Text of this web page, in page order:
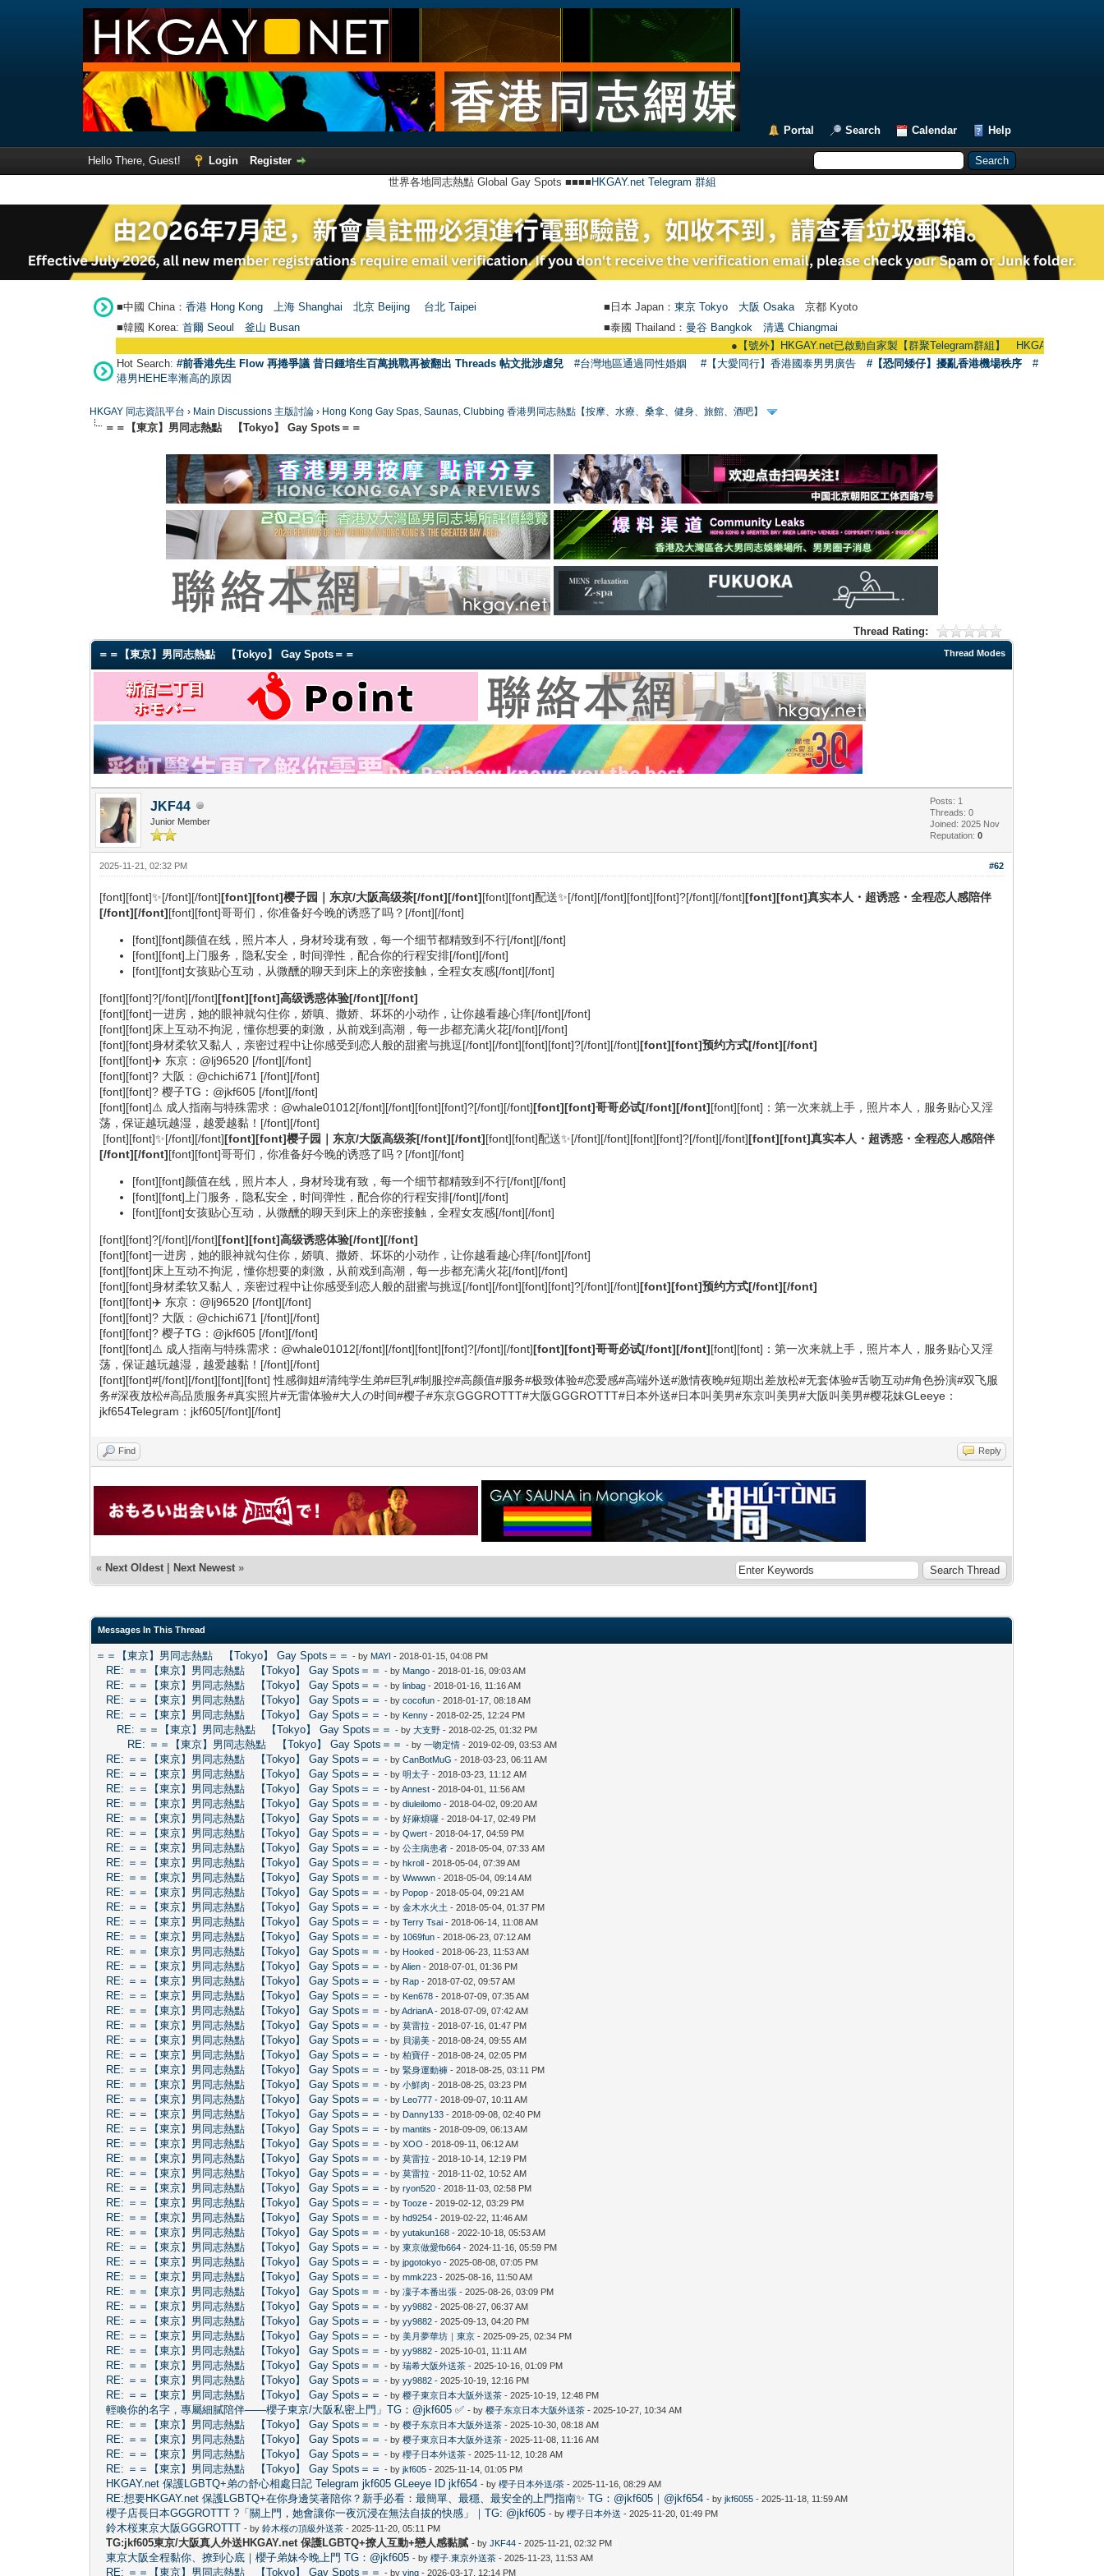
Portal Search Calendar Help
Hello There, Guest! Login
Register
世界各地同志熱點 Global Gay Spots ■■■■ HKGAY.net Telegram 群組
■中國 China： 香港 Hong Kong 上海 Shanghai 北京 Beijing 台北 Taipei ■日本 Japan： 東京 Tokyo 大阪 Osaka 京都 Kyoto
■韓國 Korea: 首爾 Seou 釜山 Busan ■泰國 Thailand： 曼谷 Bangkok
清邁 Chiangmai
【號外】HKGAY.net已啟動自家製【群聚Telegram群組】 HKGAY.net has already
Hot Search: #前香港先生 Flow 再捲爭議 昔日鍾培生百萬挑戰再被翻出 Threads 帖文批涉虐兒 #台灣地區通過同性婚姻 #【大愛同行】香港國泰男男廣告 #【恐同矮仔】擾亂香港機場秩序
#
港男HEHE率漸高的原因
HKGAY 同志資訊平台 › Main Discussions 主版討論 › Hong Kong Gay Spas, Saunas, Clubbing 香港男同志熱點【按摩、水療、桑拿、健身、旅館、酒吧】
＝＝【東京】男同志熱點 【Tokyo】 Gay Spots＝＝
Thread Rating:
Thread Modes
＝＝【東京】男同志熱點 【Tokyo】 Gay Spots＝＝
JKF44
Junior Member
Posts: 1
Threads: 0
Joined: 2025 Nov
Reputation:0
#62
2025-11-21, 02:32 PM
[font][font]✨[/font][/font][font][font]樱子园｜东京/大阪高级茶[/font][/font][font][font]配送✨[/font][/font][font][font]?[/font][/font][font][font]真实本人・超诱惑・全程恋人感陪伴
[/font][/font][font][font]哥哥们，你准备好今晚的诱惑了吗？[/font][/font]
[font][font]颜值在线，照片本人，身材玲珑有致，每一个细节都精致到不行[/font][/font]
[font][font]上门服务，隐私安全，时间弹性，配合你的行程安排[/font][/font]
[font][font]女孩贴心互动，从微醺的聊天到床上的亲密接触，全程女友感[/font][/font]
[font][font]?[/font][/font][font][font]高级诱惑体验[/font][/font]
[font][font]一进房，她的眼神就勾住你，娇嗔、撒娇、坏坏的小动作，让你越看越心痒[/font][/font]
[font][font]床上互动不拘泥，懂你想要的刺激，从前戏到高潮，每一步都充满火花[/font][/font]
[font][font]身材柔软又黏人，亲密过程中让你感受到恋人般的甜蜜与挑逗[/font][/font][font][font]?[/font][/font][font][font]预约方式[/font][/font]
[font][font]✈️ 东京：@lj96520 [/font][/font]
[font][font]? 大阪：@chichi671 [/font][/font]
[font][font]? 樱子TG：@jkf605 [/font][/font]
[font][font]⚠️ 成人指南与特殊需求：@whale01012[/font][/font][font][font]?[/font][/font][font][font]哥哥必试[/font][/font][font][font]：第一次来就上手，照片本人，服务贴心又淫
荡，保证越玩越湿，越爱越黏！[/font][/font]
[font][font]✨[/font][/font][font][font]樱子园｜东京/大阪高级茶[/font][/font][font][font]配送✨[/font][/font][font][font]?[/font][/font][font][font]真实本人・超诱惑・全程恋人感陪伴
[/font][/font][font][font]哥哥们，你准备好今晚的诱惑了吗？[/font][/font]
[font][font]颜值在线，照片本人，身材玲珑有致，每一个细节都精致到不行[/font][/font]
[font][font]上门服务，隐私安全，时间弹性，配合你的行程安排[/font][/font]
[font][font]女孩贴心互动，从微醺的聊天到床上的亲密接触，全程女友感[/font][/font]
[font][font]?[/font][/font][font][font]高级诱惑体验[/font][/font]
[font][font]一进房，她的眼神就勾住你，娇嗔、撒娇、坏坏的小动作，让你越看越心痒[/font][/font]
[font][font]床上互动不拘泥，懂你想要的刺激，从前戏到高潮，每一步都充满火花[/font][/font]
[font][font]身材柔软又黏人，亲密过程中让你感受到恋人般的甜蜜与挑逗[/font][/font][font][font]?[/font][/font][font][font]预约方式[/font][/font]
[font][font]✈️ 东京：@lj96520 [/font][/font]
[font][font]? 大阪：@chichi671 [/font][/font]
[font][font]? 樱子TG：@jkf605 [/font][/font]
[font][font]⚠️ 成人指南与特殊需求：@whale01012[/font][/font][font][font]?[/font][/font][font][font]哥哥必试[/font][/font][font][font]：第一次来就上手，照片本人，服务贴心又淫
荡，保证越玩越湿，越爱越黏！[/font][/font]
[font][font]#[/font][/font][font][font] 性感御姐#清纯学生弟#巨乳#制服控#高颜值#服务#极致体验#恋爱感#高端外送#激情夜晚#短期出差放松#无套体验#舌吻互动#角色扮演#双飞服
务#深夜放松#高品质服务#真实照片#无雷体验#大人の时间#樱子#东京GGGROTTT#大阪GGGROTTT#日本外送#日本叫美男#东京叫美男#大阪叫美男#樱花妹GLeeye：
jkf654Telegram：jkf605[/font][/font]
Find Reply
« Next Oldest | Next Newest »
Messages In This Thread
＝＝【東京】男同志熱點 【Tokyo】 Gay Spots＝＝ - by MAYI - 2018-01-15, 04:08 PM
RE: ＝＝【東京】男同志熱點 【Tokyo】 Gay Spots＝＝ - by Mango - 2018-01-16, 09:03 AM
RE: ＝＝【東京】男同志熱點 【Tokyo】 Gay Spots＝＝ - bylinbag - 2018-01-16, 11:16 AM
RE: ＝＝【東京】男同志熱點 【Tokyo】 Gay Spots＝＝ - bycocofun - 2018-01-17, 08:18 AM
RE: ＝＝【東京】男同志熱點 【Tokyo】 Gay Spots＝＝ - by Kenny - 2018-02-25, 12:24 PM
RE: ＝＝【東京】男同志熱點 【Tokyo】 Gay Spots＝＝ - by大支野 - 2018-02-25, 01:32 PM
RE: ＝＝【東京】男同志熱點 【Tokyo】 Gay Spots＝＝ - by一吻定情 - 2019-02-09, 03:53 AM
RE: ＝＝【東京】男同志熱點 【Tokyo】 Gay Spots＝＝ - byCanBotMuG - 2018-03-23, 06:11 AM
RE: ＝＝【東京】男同志熱點 【Tokyo】 Gay Spots＝＝ - by明太子 - 2018-03-23, 11:12 AM
RE: ＝＝【東京】男同志熱點 【Tokyo】 Gay Spots＝＝ - byAnnest - 2018-04-01, 11:56 AM
RE: ＝＝【東京】男同志熱點 【Tokyo】 Gay Spots＝＝ - bydiuleilomo - 2018-04-02, 09:20 AM
RE: ＝＝【東京】男同志熱點 【Tokyo】 Gay Spots＝＝ - by好麻煩囉 - 2018-04-17, 02:49 PM
RE: ＝＝【東京】男同志熱點 【Tokyo】 Gay Spots＝＝ - byQwert - 2018-04-17, 04:59 PM
RE: ＝＝【東京】男同志熱點 【Tokyo】 Gay Spots＝＝ - by公主病患者 - 2018-05-04, 07:33 AM
RE: ＝＝【東京】男同志熱點 【Tokyo】 Gay Spots＝＝ - byhkroll - 2018-05-04, 07:39 AM
RE: ＝＝【東京】男同志熱點 【Tokyo】 Gay Spots＝＝ - byWwwwn - 2018-05-04, 09:14 AM
RE: ＝＝【東京】男同志熱點 【Tokyo】 Gay Spots＝＝ - by Popop - 2018-05-04, 09:21 AM
RE: ＝＝【東京】男同志熱點 【Tokyo】 Gay Spots＝＝ - by金木水火土 - 2018-05-04, 01:37 PM
RE: ＝＝【東京】男同志熱點 【Tokyo】 Gay Spots＝＝ - byTerry Tsai - 2018-06-14, 11:08 AM
RE: ＝＝【東京】男同志熱點 【Tokyo】 Gay Spots＝＝ - by 1069fun - 2018-06-23, 07:12 AM
RE: ＝＝【東京】男同志熱點 【Tokyo】 Gay Spots＝＝ - by Hooked - 2018-06-23, 11:53 AM
RE: ＝＝【東京】男同志熱點 【Tokyo】 Gay Spots＝＝ - byAlien - 2018-07-01, 01:36 PM
RE: ＝＝【東京】男同志熱點 【Tokyo】 Gay Spots＝＝ - by Rap - 2018-07-02, 09:57 AM
RE: ＝＝【東京】男同志熱點 【Tokyo】 Gay Spots＝＝ - by Ken678 - 2018-07-09, 07:35 AM
RE: ＝＝【東京】男同志熱點 【Tokyo】 Gay Spots＝＝ - byAdrianA- 2018-07-09, 07:42 AM
RE: ＝＝【東京】男同志熱點 【Tokyo】 Gay Spots＝＝ - by莫雷拉 - 2018-07-16, 01:47 PM
RE: ＝＝【東京】男同志熱點 【Tokyo】 Gay Spots＝＝ - by 貝湯美 - 2018-08-24, 09:55 AM
RE: ＝＝【東京】男同志熱點 【Tokyo】 Gay Spots＝＝ - by柏寶仔 - 2018-08-24, 02:05 PM
RE: ＝＝【東京】男同志熱點 【Tokyo】 Gay Spots＝＝ - by緊身運動褲 - 2018-08-25, 03:11 PM
RE: ＝＝【東京】男同志熱點 【Tokyo】 Gay Spots＝＝ - by小鮮肉 - 2018-08-25, 03:23 PM
RE: ＝＝【東京】男同志熱點 【Tokyo】 Gay Spots＝＝ - by Leo777 - 2018-09-07, 10:11 AM
RE: ＝＝【東京】男同志熱點 【Tokyo】 Gay Spots＝＝ - by Danny133 - 2018-09-08, 02:40 PM
RE: ＝＝【東京】男同志熱點 【Tokyo】 Gay Spots＝＝ - bymantits - 2018-09-09, 06:13 AM
RE: ＝＝【東京】男同志熱點 【Tokyo】 Gay Spots＝＝ - byXOO - 2018-09-11, 06:12 AM
RE: ＝＝【東京】男同志熱點 【Tokyo】 Gay Spots＝＝ - by莫雷拉 - 2018-10-14, 12:19 PM
RE: ＝＝【東京】男同志熱點 【Tokyo】 Gay Spots＝＝ - by莫雷拉 - 2018-11-02, 10:52 AM
RE: ＝＝【東京】男同志熱點 【Tokyo】 Gay Spots＝＝ - byryon520 - 2018-11-03, 02:58 PM
RE: ＝＝【東京】男同志熱點 【Tokyo】 Gay Spots＝＝ - byTooze - 2019-02-12, 03:29 PM
RE: ＝＝【東京】男同志熱點 【Tokyo】 Gay Spots＝＝ - byhd9254 - 2019-02-22, 11:46 AM
RE: ＝＝【東京】男同志熱點 【Tokyo】 Gay Spots＝＝ - byyutakun168 - 2022-10-18, 05:53 AM
RE: ＝＝【東京】男同志熱點 【Tokyo】 Gay Spots＝＝ - by東京做愛fb664 - 2024-11-16, 05:59 PM
RE: ＝＝【東京】男同志熱點 【Tokyo】 Gay Spots＝＝ - byjpgotokyo - 2025-08-08, 07:05 PM
RE: ＝＝【東京】男同志熱點 【Tokyo】 Gay Spots＝＝ - bymmk223 - 2025-08-16, 11:50 AM
RE: ＝＝【東京】男同志熱點 【Tokyo】 Gay Spots＝＝ - by凜子本番出張 - 2025-08-26, 03:09 PM
RE: ＝＝【東京】男同志熱點 【Tokyo】 Gay Spots＝＝ - byyy9882 - 2025-08-27, 06:37 AM
RE: ＝＝【東京】男同志熱點 【Tokyo】 Gay Spots＝＝ - byyy9882 - 2025-09-13, 04:20 PM
RE: ＝＝【東京】男同志熱點 【Tokyo】 Gay Spots＝＝ - by美月夢華坊｜東京 - 2025-09-25, 02:34 PM
RE: ＝＝【東京】男同志熱點 【Tokyo】 Gay Spots＝＝ - byyy9882 - 2025-10-01, 11:11 AM
RE: ＝＝【東京】男同志熱點 【Tokyo】 Gay Spots＝＝ - by瑞希大阪外送茶 - 2025-10-16, 01:09 PM
RE: ＝＝【東京】男同志熱點 【Tokyo】 Gay Spots＝＝ - byyy9882 - 2025-10-19, 12:16 PM
RE: ＝＝【東京】男同志熱點 【Tokyo】 Gay Spots＝＝ - by樱子東京日本大阪外送茶 - 2025-10-19, 12:48 PM
輕喚你的名字，專屬細膩陪伴——櫻子東京/大阪私密上門」TG：@jkf605 ✅ - by樱子东京日本大阪外送茶 - 2025-10-27, 10:34 AM
RE: ＝＝【東京】男同志熱點 【Tokyo】 Gay Spots＝＝ - by樱子东京日本大阪外送茶 - 2025-10-30, 08:18 AM
RE: ＝＝【東京】男同志熱點 【Tokyo】 Gay Spots＝＝ - by樱子東京日本大阪外送茶 - 2025-11-08, 11:16 AM
RE: ＝＝【東京】男同志熱點 【Tokyo】 Gay Spots＝＝ - by櫻子日本外送茶 - 2025-11-12, 10:28 AM
RE: ＝＝【東京】男同志熱點 【Tokyo】 Gay Spots＝＝ - byjkf605 - 2025-11-14, 01:05 PM
HKGAY.net 保護LGBTQ+弟の舒心相處日記 Telegram jkf605 GLeeye ID jkf654 - by櫻子日本外送/茶 - 2025-11-16, 08:29 AM
RE:想要HKGAY.net 保護LGBTQ+在你身邊笑著陪你？新手必看：最簡單、最穩、最安全的上門指南✨ TG：@jkf605｜@jkf654 - byjkf6055 - 2025-11-18, 11:59 AM
櫻子店長日本GGGROTTT ?「關上門，她會讓你一夜沉浸在無法自拔的快感」｜TG: @jkf605 - by櫻子日本外送 - 2025-11-20, 01:49 PM
鈴木桜東京大阪GGGROTTT - by鈴木桜の頂級外送茶 - 2025-11-20, 05:11 PM
TG:jkf605東京/大阪真人外送HKGAY.net 保護LGBTQ+撩人互動+戀人感黏膩 - byJKF44 - 2025-11-21, 02:32 PM
東京大阪全程黏你、撩到心底｜櫻子弟妹今晚上門 TG：@jkf605 - by櫻子.東京外送茶 - 2025-11-23, 11:53 AM
RE: ＝＝【東京】男同志熱點 【Tokyo】 Gay Spots＝＝ - byying - 2026-03-17, 12:14 PM